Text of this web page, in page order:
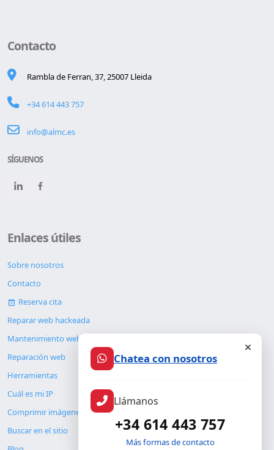
Contacto
Rambla de Ferran, 37, 25007 Lleida
+34 614 443 757
info@almc.es
SÍGUENOS
Enlaces útiles
Sobre nosotros
Contacto
Reserva cita
Reparar web hackeada
Mantenimiento web
Reparación web
Herramientas
Cuál es mi IP
Comprimir imágenes
Buscar en el sitio
Chatea con nosotros
Llámanos
+34 614 443 757
Más formas de contacto